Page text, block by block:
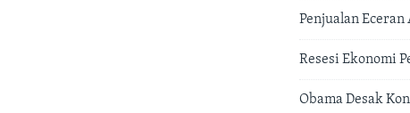
Penjualan
Resesi Ekonomi
Obama Desak